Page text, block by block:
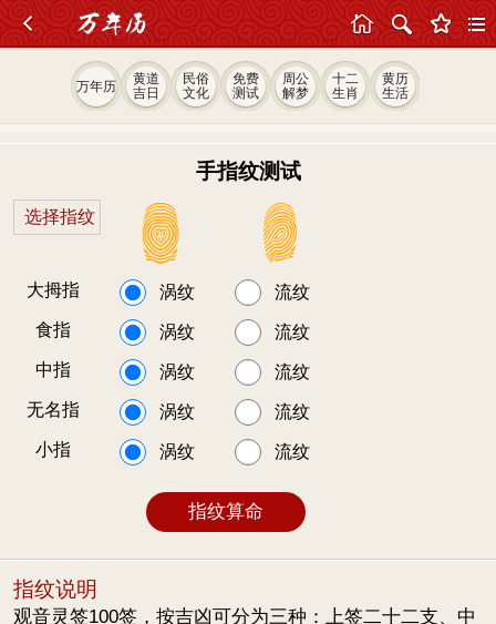
万年历
黄道
吉日
民俗
文化
免费
测试
周公
解梦
十二
生肖
黄历
生活
手指纹测试
选择指纹
大拇指 涡纹 流纹
食指 涡纹 流纹
中指 涡纹 流纹
无名指 涡纹 流纹
小指 涡纹 流纹
指纹说明
观音灵签100签，按吉凶可分为三种：上签二十二支、中